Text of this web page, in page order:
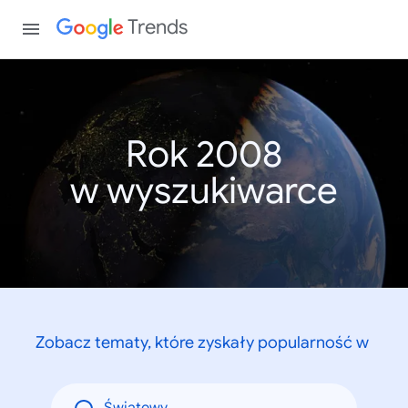
Trends
Rok 2008
w wyszukiwarce
Zobacz tematy, które zyskały popularność w